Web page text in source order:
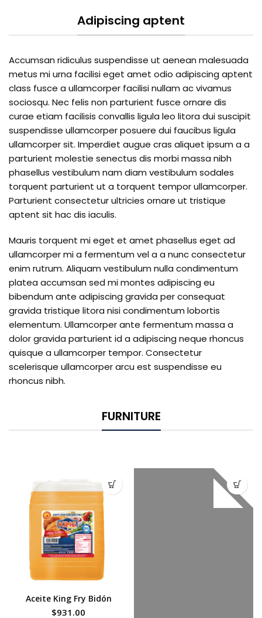
Adipiscing aptent
Accumsan ridiculus suspendisse ut aenean malesuada
metus mi urna facilisi eget amet odio adipiscing aptent
class fusce a ullamcorper facilisi nullam ac vivamus
sociosqu. Nec felis non parturient fusce ornare dis
curae etiam facilisis convallis ligula leo litora dui suscipit
suspendisse ullamcorper posuere dui faucibus ligula
ullamcorper sit. Imperdiet augue cras aliquet ipsum a a
parturient molestie senectus dis morbi massa nibh
phasellus vestibulum nam diam vestibulum sodales
torquent parturient ut a torquent tempor ullamcorper.
Parturient consectetur ultricies ornare ut tristique
aptent sit hac dis iaculis.
Mauris torquent mi eget et amet phasellus eget ad
ullamcorper mi a fermentum vel a a nunc consectetur
enim rutrum. Aliquam vestibulum nulla condimentum
platea accumsan sed mi montes adipiscing eu
bibendum ante adipiscing gravida per consequat
gravida tristique litora nisi condimentum lobortis
elementum. Ullamcorper ante fermentum massa a
dolor gravida parturient id a adipiscing neque rhoncus
quisque a ullamcorper tempor. Consectetur
scelerisque ullamcorper arcu est suspendisse eu
rhoncus nibh.
FURNITURE
Aceite King Fry Bidón
$931.00